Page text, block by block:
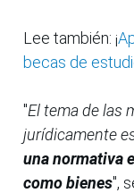
Lee también: ¡
becas de
"El tema de las
jurídicamente
una normativa
como bienes",